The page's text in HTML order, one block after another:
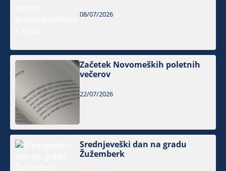
08/07/2026
Začetek Novomeških poletnih
večerov
22/07/2026
Srednjeveški dan na gradu
Žužemberk